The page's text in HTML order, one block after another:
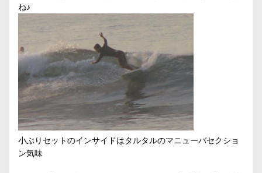
ね♪
小ぶりセットのインサイドはタルタルのマニューバセクショ
ン気味